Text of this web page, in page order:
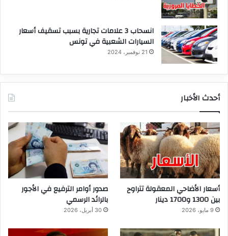
انسحاب 3 علامات تجارية بسبب تسقيف أسعار
السيارات الشعبية في تونس
21 نوفمبر، 2024
أحدث الأخبار
أسعار الأضاحي المعقولة تتراوح
بين 1300 و1700 دينار
9 مايو، 2026
صدور أوامر الترفيع في الأجور
بالرائد الرسمي
30 أبريل، 2026